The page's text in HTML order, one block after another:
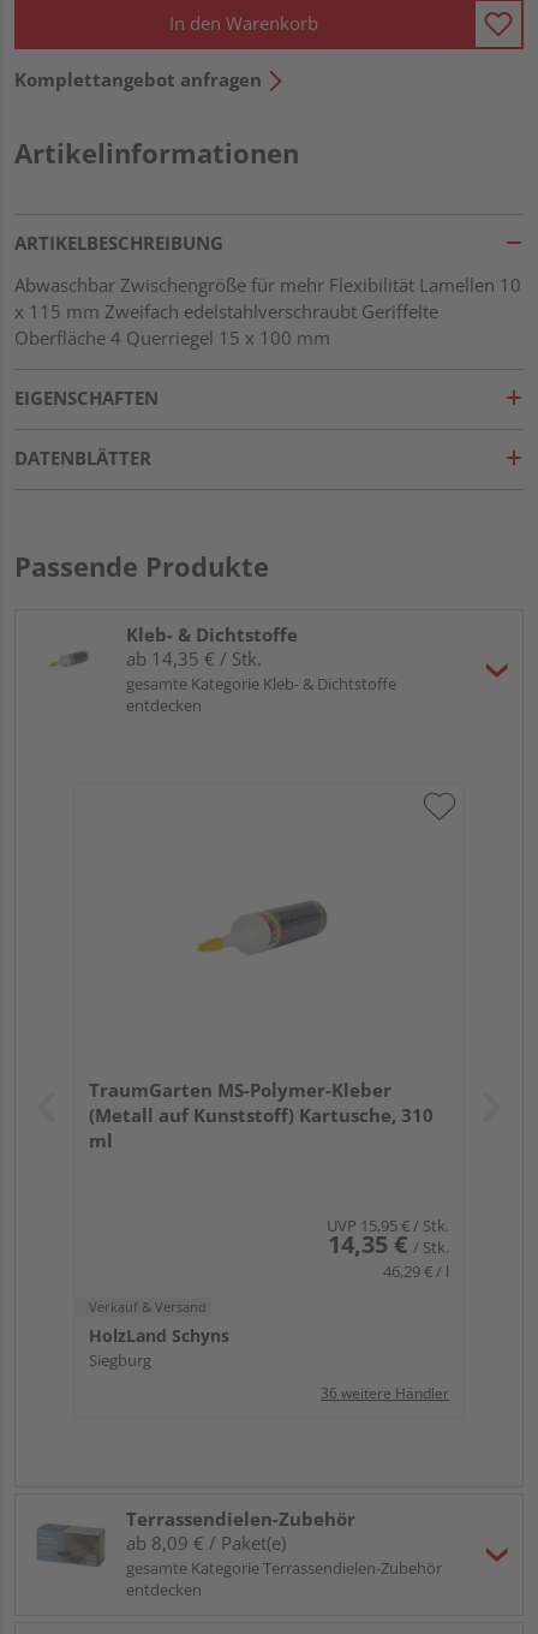
In den Warenkorb
Komplettangebot anfragen
Artikelinformationen
ARTIKELBESCHREIBUNG
Abwaschbar Zwischengröße für mehr Flexibilität Lamellen 10
x 115 mm Zweifach edelstahlverschraubt Geriffelte
Oberfläche 4 Querriegel 15 x 100 mm
EIGENSCHAFTEN
DATENBLÄTTER
Passende Produkte
Kleb- & Dichtstoffe
ab 14,35 € / Stk.
gesamte Kategorie Kleb- & Dichtstoffe
entdecken
TraumGarten MS-Polymer-Kleber
(Metall auf Kunststoff) Kartusche, 310
ml
UVP 15,95 €/ Stk.
14,35 € / Stk.
46,29 € / l
Verkauf & Versand
HolzLand Schyns
Siegburg
36 weitere Händler
Terrassendielen-Zubehör
ab 8,09 € / Paket(e)
gesamte Kategorie Terrassendielen-Zubehör
entdecken